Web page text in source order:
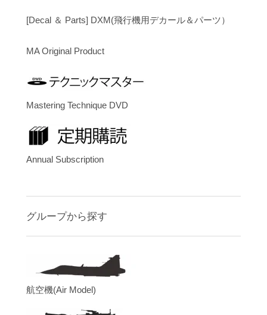
[Decal ＆ Parts] DXM(飛行機用デカール＆パーツ）
MA Original Product
Mastering Technique DVD
Annual Subscription
グループから探す
航空機(Air Model)